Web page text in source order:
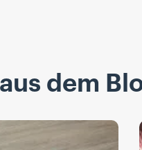
dem